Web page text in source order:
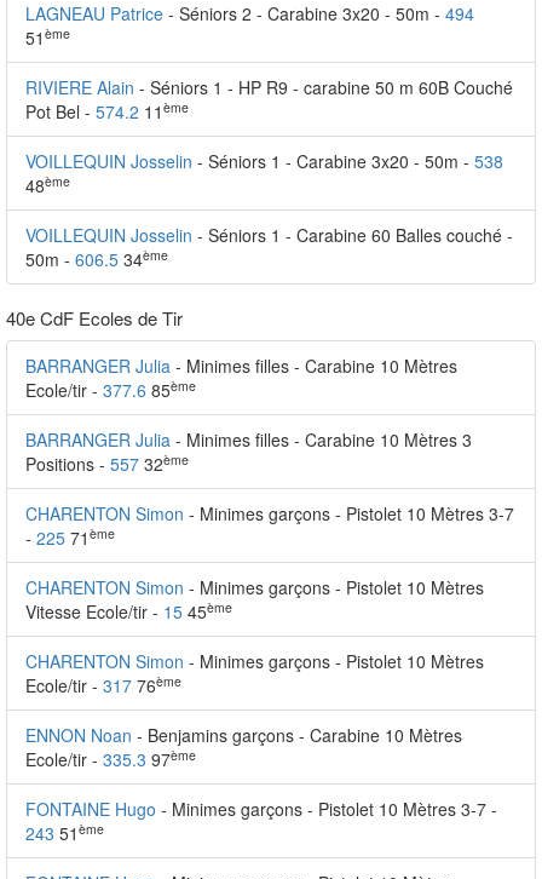
LAGNEAU Patrice - Séniors 2 - Carabine 3x20 - 50m - 494
51 ème
RIVIERE Alain - Séniors 1 - HP R9 - carabine 50 m 60B Couché
Pot Bel - 574.2 11 ème
VOILLEQUIN Josselin - Séniors 1 - Carabine 3x20 - 50m - 538
48ème
VOILLEQUIN Josselin - Séniors 1 - Carabine 60 Balles couché -
50m - 606.5 34ème
40e CdF Ecoles de Tir
BARRANGER Julia - Minimes filles - Carabine 10 Mètres
Ecole/tir - 377.6 85ème
BARRANGER Julia - Minimes filles - Carabine 10 Mètres 3
Positions - 557 32ème
CHARENTON Simon - Minimes garçons - Pistolet 10 Mètres 3-7
- 225 71 ème
CHARENTON Simon - Minimes garçons - Pistolet 10 Mètres
Vitesse Ecole/tir - 15 45ème
CHARENTON Simon - Minimes garçons - Pistolet 10 Mètres
Ecole/tir - 317 76ème
ENNON Noan - Benjamins garçons - Carabine 10 Mètres
Ecole/tir - 335.3 97ème
FONTAINE Hugo - Minimes garçons - Pistolet 10 Mètres 3-7 -
243 51 ème